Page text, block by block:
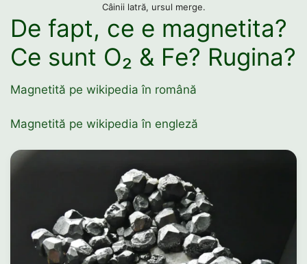
Câinii latră, ursul merge.
De fapt, ce e magnetita?
Ce sunt O₂ & Fe? Rugina?
Magnetită pe wikipedia în română
Magnetită pe wikipedia în engleză